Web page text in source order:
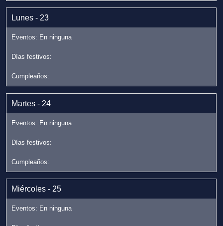
Lunes - 23
Martes - 24
Miércoles - 25